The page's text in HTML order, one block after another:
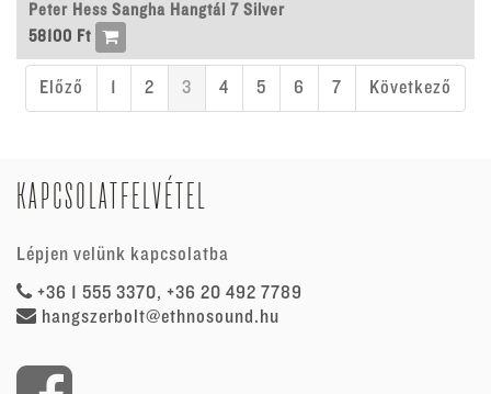
Peter Hess Sangha Hangtál 7 Silver
58100 Ft
Előző 1 2 3 4 5 6 7 Következő
KAPCSOLATFELVÉTEL
Lépjen velünk kapcsolatba
+36 1 555 3370, +36 20 492 7789
hangszerbolt@ethnosound.hu